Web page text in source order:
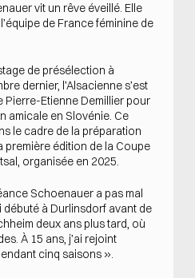
vit un rêve éveillé. Elle
de France féminine de
de présélection à
dernier, l’Alsacienne s’est
Pierre-Etienne Demillier pour
amicale en Slovénie. Ce
le cadre de la préparation
première édition de la Coupe
organisée en 2025.
Schoenauer a pas mal
débuté à Durlinsdorf avant de
deux ans plus tard, où
À 15 ans, j’ai rejoint
cinq saisons ».